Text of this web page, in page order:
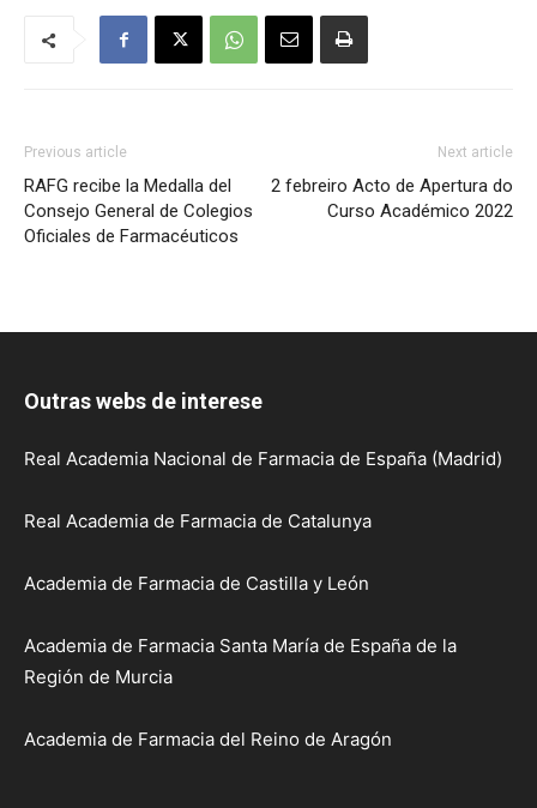
Previous article
RAFG recibe la Medalla del
Consejo General de Colegios
Oficiales de Farmacéuticos
Next article
2 febreiro Acto de Apertura do
Curso Académico 2022
Outras webs de interese
Real Academia Nacional de Farmacia de España (Madrid)
Real Academia de Farmacia de Catalunya
Academia de Farmacia de Castilla y León
Academia de Farmacia Santa María de España de la
Región de Murcia
Academia de Farmacia del Reino de Aragón